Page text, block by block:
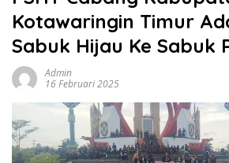
Kotawaringin Timur
Sabuk Hijau Ke Sabuk
Admin
16 Februari 2025